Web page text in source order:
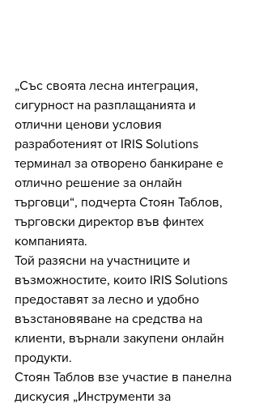
„Със своята лесна интеграция,
сигурност на разплащанията и
отлични ценови условия
разработеният от IRIS Solutions
терминал за отворено банкиране е
отлично решение за онлайн
търговци“, подчерта Стоян Таблов,
търговски директор във финтех
компанията.
Той разясни на участниците и
възможностите, които IRIS Solutions
предоставят за лесно и удобно
възстановяване на средства на
клиенти, върнали закупени онлайн
продукти.
Стоян Таблов взе участие в панелна
дискусия „Инструменти за